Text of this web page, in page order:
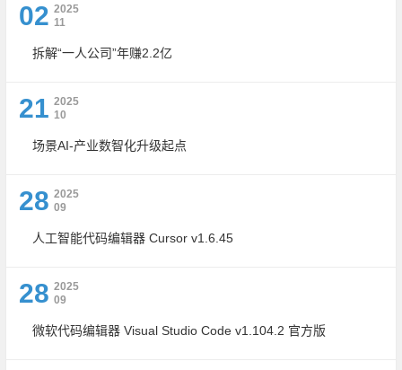
02 2025
11
拆解“一人公司”年赚2.2亿
21 2025
10
场景AI-产业数智化升级起点
28 2025
09
人工智能代码编辑器 Cursor v1.6.45
28 2025
09
微软代码编辑器 Visual Studio Code v1.104.2 官方版